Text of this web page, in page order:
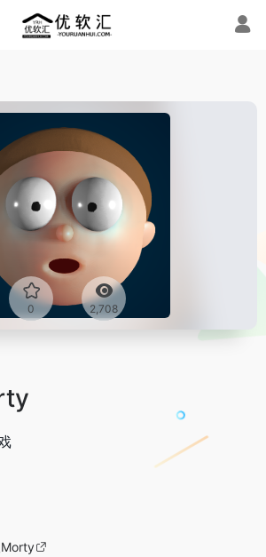
0 2,708